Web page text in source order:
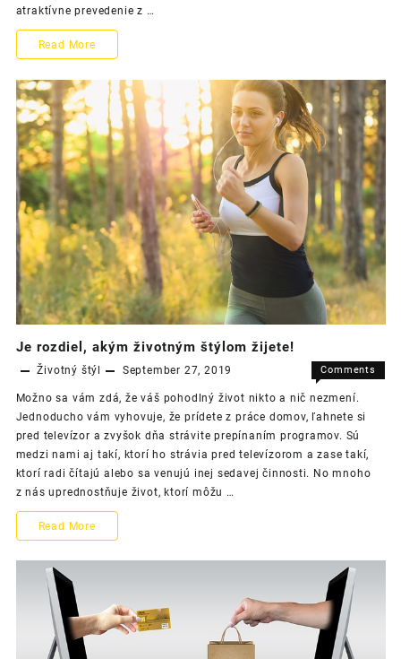
atraktívne prevedenie z …
Hliníkové
Drahšia,
no
aj
napriek
tomu
populárna
voľba
Read More
Je rozdiel, akým životným štýlom žijete!
Životný štýl September 27, 2019
Comments
Je
rozdiel,
akým
životným
štýlom
Možno sa vám zdá, že váš pohodlný život nikto a nič nezmení.
Jednoducho vám vyhovuje, že prídete z práce domov, ľahnete si
pred televízor a zvyšok dňa strávite prepínaním programov. Sú
medzi nami aj takí, ktorí ho strávia pred televízorom a zase takí,
ktorí radi čítajú alebo sa venujú inej sedavej činnosti. No mnoho
z nás uprednostňuje život, ktorí môžu …
Je
akým
životným
štýlom
Read More